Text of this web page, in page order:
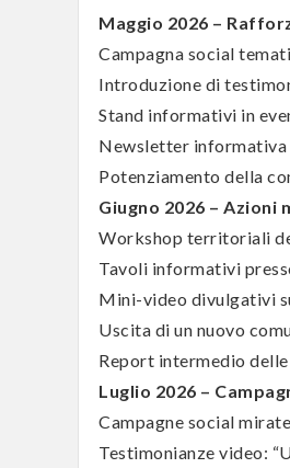
Maggio 2026 –
Campagna social
Introduzione di
Stand informativi in
Newsletter informativa
Potenziamento della
Giugno 2026 –
Workshop territoriali
Tavoli informativi
Mini-video divulgativi
Uscita di un nuovo
Report intermedio
Luglio 2026 –
Campagne social
Testimonianze video: